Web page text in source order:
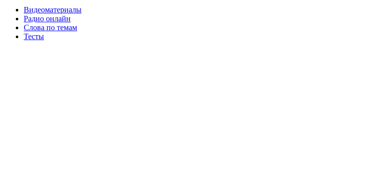
Видеоматериалы
Радио онлайн
Слова по темам
Тесты